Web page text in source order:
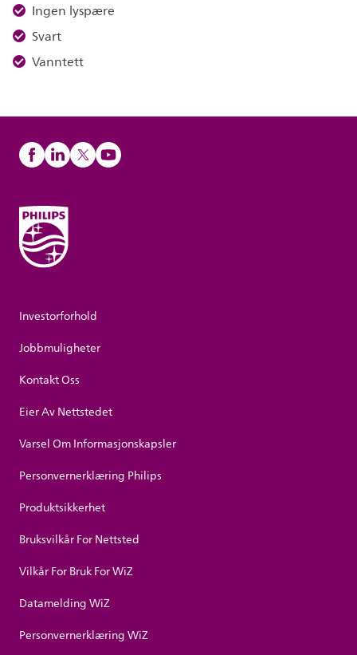
Ingen lyspære
Svart
Vanntett
Investorforhold
Jobbmuligheter
Kontakt Oss
Eier Av Nettstedet
Varsel Om Informasjonskapsler
Personvernerklæring Philips
Produktsikkerhet
Bruksvilkår For Nettsted
Vilkår For Bruk For WiZ
Datamelding WiZ
Personvernerklæring WiZ